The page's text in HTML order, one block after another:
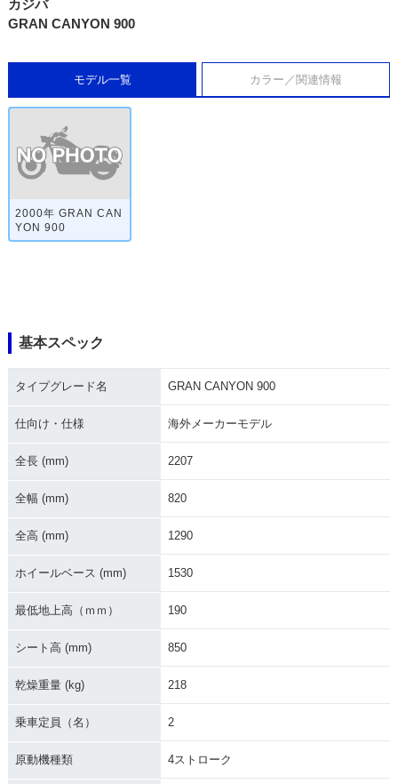
カジバ
GRAN CANYON 900
モデル一覧 カラー／関連情報
2000年 GRAN CAN
YON 900
基本スペック
タイプグレード名 GRAN CANYON 900
仕向け・仕様 海外メーカーモデル
全長 (mm) 2207
全幅 (mm) 820
全高 (mm) 1290
ホイールベース (mm) 1530
最低地上高（ｍｍ） 190
シート高 (mm) 850
乾燥重量 (kg) 218
乗車定員（名） 2
原動機種類 4ストローク